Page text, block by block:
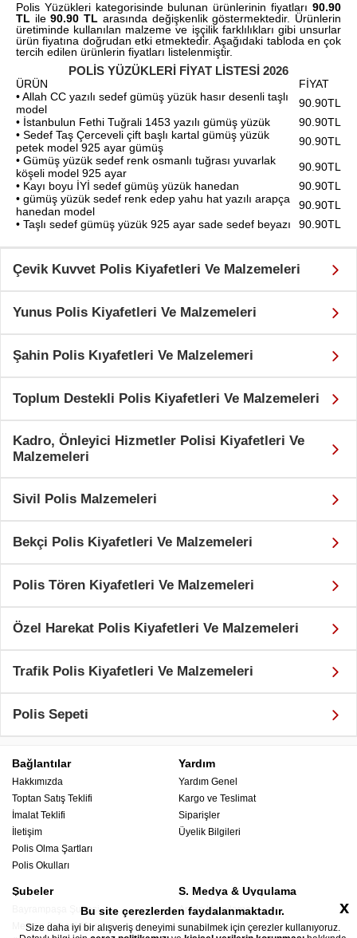
Polis Yüzükleri kategorisinde bulunan ürünlerinin fiyatları 90.90
TL ile90.90 TL arasında değişkenlik göstermektedir. Ürünlerin
üretiminde kullanılan malzeme ve işçilik farklılıkları gibi unsurlar
ürün fiyatına doğrudan etki etmektedir. Aşağıdaki tabloda en çok
tercih edilen ürünlerin fiyatları listelenmiştir.
POLIS YÜZÜKLERI FIYAT LISTESI 2026
ÜRÜN
FİYAT
• Allah CC yazılı sedef gümüş yüzük hasır desenli taşlı
model
90.90TL
• İstanbulun Fethi Tuğrali 1453 yazılı gümüş yüzük
90.90TL
• Sedef Taş Çerceveli çift başlı kartal gümüş yüzük
petek model 925 ayar gümüş
90.90TL
• Gümüş yüzük sedef renk osmanlı tuğrası yuvarlak
köşeli model 925 ayar
90.90TL
• Kayı boyu İYİ sedef gümüş yüzük hanedan
90.90TL
• gümüş yüzük sedef renk edep yahu hat yazılı arapça
hanedan model
90.90TL
• Taşlı sedef gümüş yüzük 925 ayar sade sedef beyazı
90.90TL
Çevik Kuvvet Polis Kiyafetleri Ve Malzemeleri
Yunus Polis Kiyafetleri Ve Malzemeleri
Şahin Polis Kıyafetleri Ve Malzelemeri
Toplum Destekli Polis Kiyafetleri Ve Malzemeleri
Kadro, Önleyici Hizmetler Polisi Kiyafetleri Ve
Malzemeleri
Sivil Polis Malzemeleri
Bekçi Polis Kiyafetleri Ve Malzemeleri
Polis Tören Kiyafetleri Ve Malzemeleri
Özel Harekat Polis Kiyafetleri Ve Malzemeleri
Trafik Polis Kiyafetleri Ve Malzemeleri
Polis Sepeti
Bağlantılar
Hakkımızda
Toptan Satış Teklifi
İmalat Teklifi
İletişim
Polis Olma Şartları
Polis Okulları
Yardım
Yardım Genel
Kargo ve Teslimat
Siparişler
Üyelik Bilgileri
Şubeler
Bayrampaşa Şubesi
Mercan Şubesi (Avrupa)
S. Medya & Uygulama
Apple Uygulama
Android Uygulama
Bu site çerezlerden faydalanmaktadır.
Size daha iyi bir alışveriş deneyimi sunabilmek için çerezler kullanıyoruz.
x